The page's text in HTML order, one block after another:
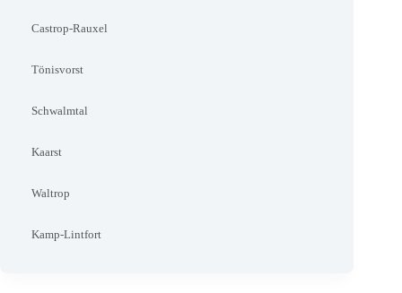
Castrop-Rauxel
Tönisvorst
Schwalmtal
Kaarst
Waltrop
Kamp-Lintfort